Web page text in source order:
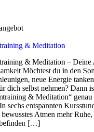
& Meditation
& Meditation – Deine
Möchtest du in den
neue Energie
dich selbst nehmen? Dann
& Meditation“
sechs entspannten
Atmen mehr
[…]